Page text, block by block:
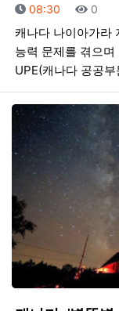
등록일
08:30 조회
0
캐나다 나이아가라
능력 문제를 겪으
UPE(캐나다 공공